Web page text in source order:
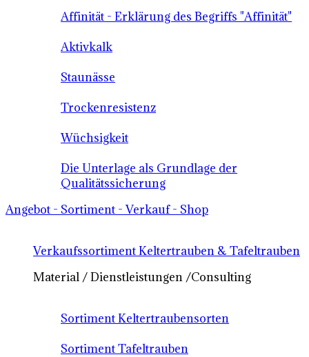
Affinität - Erklärung des Begriffs "Affinität"
Aktivkalk
Staunässe
Trockenresistenz
Wüchsigkeit
Die Unterlage als Grundlage der
Qualitätssicherung
Angebot - Sortiment - Verkauf - Shop
Verkaufssortiment Keltertrauben & Tafeltrauben
Material / Dienstleistungen /Consulting
Sortiment Keltertraubensorten
Sortiment Tafeltrauben